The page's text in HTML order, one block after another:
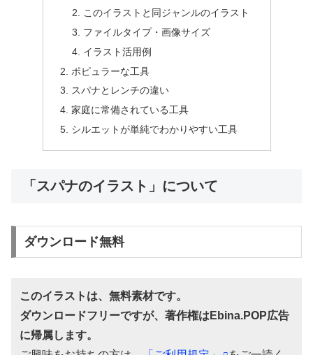
このイラストと同ジャンルのイラスト
ファイルタイプ・画像サイズ
イラスト活用例
ポピュラーな工具
スパナとレンチの違い
家庭に常備されている工具
シルエットが単純でわかりやすい工具
「スパナのイラスト」について
ダウンロード無料
このイラストは、無料素材です。
ダウンロードフリーですが、著作権はEbina.POP広告
に帰属します。